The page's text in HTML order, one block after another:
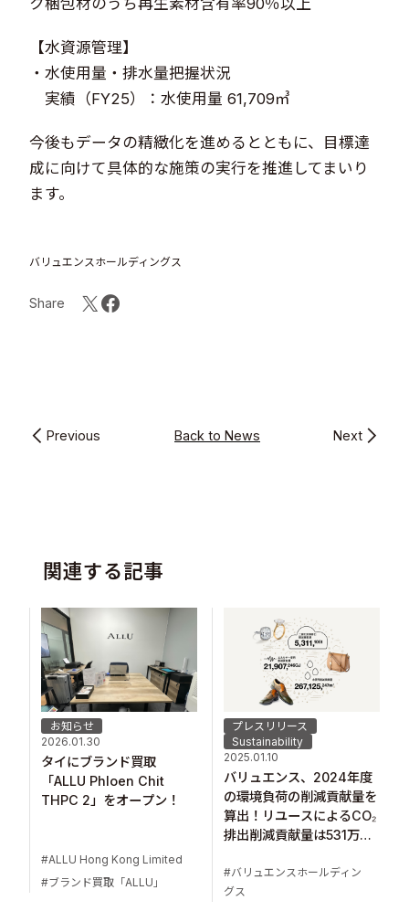
【水資源管理】
・水使用量・排水量把握状況
実績（FY25）：水使用量 61,709㎥
今後もデータの精緻化を進めるとともに、目標達
成に向けて具体的な施策の実行を推進してまいり
ます。
バリュエンスホールディングス
Share
Previous Back to News Next
関連する記事
お知らせ
2026.01.30
タイにブランド買取
「ALLU Phloen Chit
THPC 2」をオープン！
ALLU Hong Kong Limited
ブランド買取「ALLU」
プレスリリース
Sustainability
2025.01.10
バリュエンス、2024年度
の環境負荷の削減貢献量を
算出！リユースによるCO₂
排出削減貢献量は531万ト
バリュエンスホールディン
グス